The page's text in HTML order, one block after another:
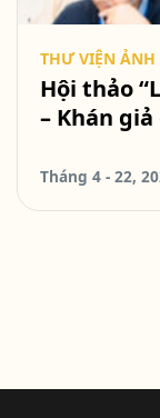
THƯ VIỆN ẢNH
Hội thảo
– Khán
Tháng 4 - 22,